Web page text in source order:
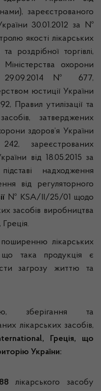
зареєстрованого
30.01.2012 за №
якості лікарських
роздрібної торгівлі,
охорони
29.09.2014 № 677,
юстиції України
Правил утилізації та
затверджених
здоров’я України
зареєстрованих
від 18.05.2015 за
надходження
від регуляторного
№ KSA/II/25/01 щодо
засобів виробництва
лікарських
така продукція є
загрозу життю та
зберігання та
лікарських засобів,
Греція, що
України:
лікарського засобу